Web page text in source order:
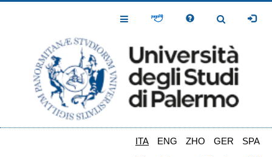
Toggle
Toggle
ITA ENG ZHO GER SPA